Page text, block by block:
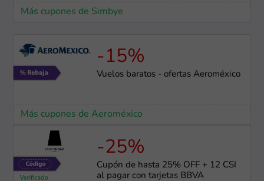
Más cupones de Simbye
-15%
Vuelos baratos - ofertas Aeroméxico
Más cupones de Aeroméxico
-25%
Cupón de hasta 25% OFF + 12 CSI
al pagar con tarjetas BBVA